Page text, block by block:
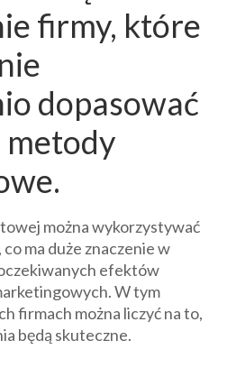
firmy, które
dopasować
metody
można wykorzystywać
ma duże znaczenie w
efektów
W tym
firmach można liczyć na to,
będą skuteczne.